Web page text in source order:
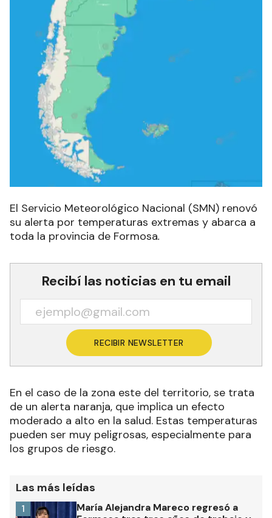
El Servicio Meteorológico Nacional (SMN) renovó
su alerta por temperaturas extremas y abarca a
toda la provincia de Formosa.
Recibí las noticias en tu email
RECIBIR NEWSLETTER
En el caso de la zona este del territorio, se trata
de un alerta naranja, que implica un efecto
moderado a alto en la salud. Estas temperaturas
pueden ser muy peligrosas, especialmente para
los grupos de riesgo.
Las más leídas
María Alejandra Mareco regresó a
1